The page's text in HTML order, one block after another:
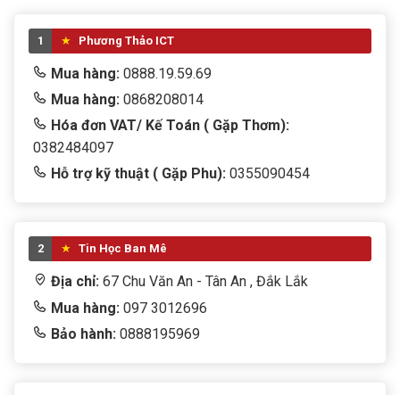
👉Mua ngay tại Tấn Phát – Hotline: 0949579078 –
0888195969
Bấm 5 sao để ủng hộ shop
Thông số kỹ thuật
Chi tiết
Nguồn Máy Tính Huntkey GS800
1 Phương Thảo ICT
Mua hàng: 0888.19.59.69
Mua hàng: 0868208014
Hóa đơn VAT/ Kế Toán ( Gặp Thơm):
0382484097
Hỗ trợ kỹ thuật ( Gặp Phu): 0355090454
2 Tin Học Ban Mê
Địa chỉ: 67 Chu Văn An - Tân An , Đắk Lắk
Mua hàng: 097 3012696
Bảo hành: 0888195969